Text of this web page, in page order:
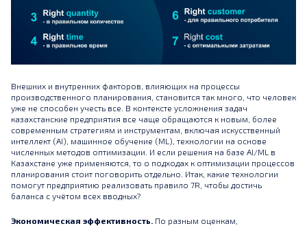
Внешних и внутренних факторов, влияющих на процессы
производственного планирования, становится так много, что человек
уже не способен учесть все. В контексте усложнения задач
казахстанские предприятия все чаще обращаются к новым, более
современным стратегиям и инструментам, включая искусственный
интеллект (AI), машинное обучение (ML), технологии на основе
численных методов оптимизации. И если решения на базе AI/ML в
Казахстане уже применяются, то о подходах к оптимизации процессов
планирования стоит поговорить отдельно. Итак, какие технологии
помогут предприятию реализовать правило 7R, чтобы достичь
баланса с учётом всех вводных?
Экономическая эффективность. По разным оценкам,